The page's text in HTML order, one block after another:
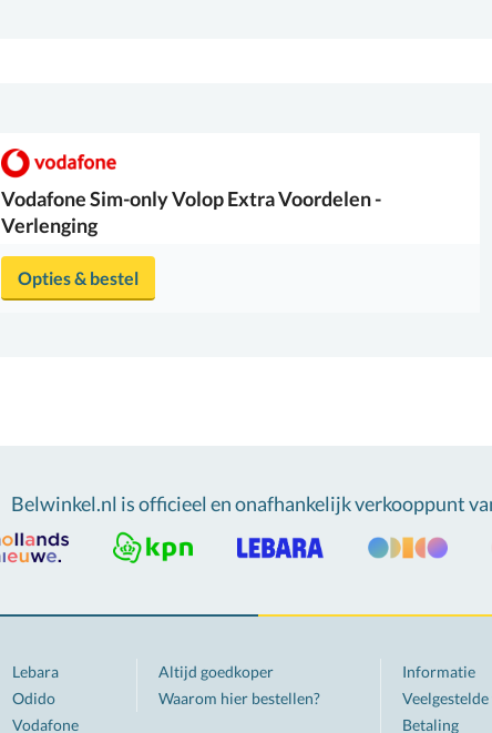
VodafoneSim-only Volop Extra Voordelen -
Verlenging
Opties & bestel
Belwinkel.nl is officieel en onafhankelijk verkooppunt
Lebara
Odido
Vodafone
Altijd goedkoper
Waarom hier bestellen?
Informatie
Veelgestelde
Betaling